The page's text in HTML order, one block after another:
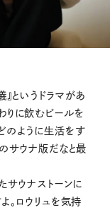
』というドラマがあ
りに飲むビールを
のように生活をす
サウナ版だなと最
サウナストーンに
。ロウリュを気持